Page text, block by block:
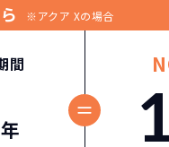
※アクア Xの場合
間
年